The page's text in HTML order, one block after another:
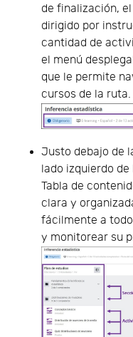
de finalización,
dirigido por
cantidad de
el menú
que le permite
cursos de la ruta.
Justo debajo de
lado izquierdo
Tabla de
clara y
fácilmente a
y monitorear su